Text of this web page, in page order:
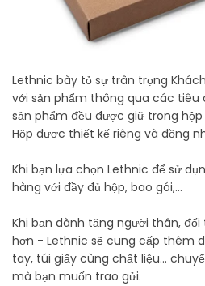
Lethnic bày tỏ sự trân trọng
với sản phẩm thông qua các tiêu
sản phẩm đều được giữ trong
Hộp được thiết kế riêng và đồng
Khi bạn lựa chọn Lethnic để sử
hàng với đầy đủ hộp, bao gói,...
Khi bạn dành tặng người thân,
hơn - Lethnic sẽ cung cấp thêm
tay, túi giấy cùng chất liệu...
mà bạn muốn trao gửi.